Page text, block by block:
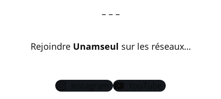
– – –
Rejoindre Unamseul sur les réseaux…